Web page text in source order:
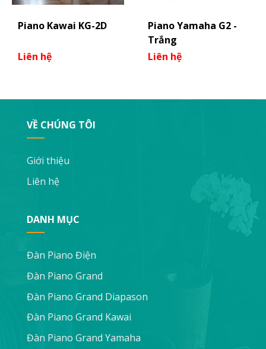
Piano Kawai KG-2D
Liên hệ
Piano Yamaha G2 -
Trắng
Liên hệ
VỀ CHÚNG TÔI
Giới thiệu
Liên hệ
DANH MỤC
Đàn Piano Điện
Đàn Piano Grand
Đàn Piano Grand Diapason
Đàn Piano Grand Kawai
Đàn Piano Grand Yamaha